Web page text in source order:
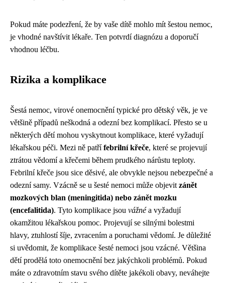
Pokud máte podezření, že by vaše dítě mohlo mít šestou nemoc,
je vhodné navštívit lékaře. Ten potvrdí diagnózu a doporučí
vhodnou léčbu.
Rizika a komplikace
Šestá nemoc, virové onemocnění typické pro dětský věk, je ve
většině případů neškodná a odezní bez komplikací. Přesto se u
některých dětí mohou vyskytnout komplikace, které vyžadují
lékařskou péči. Mezi ně patřífebrilní křeče, které se projevují
ztrátou vědomí a křečemi během prudkého nárůstu teploty.
Febrilní křeče jsou sice děsivé, ale obvykle nejsou nebezpečné a
odezní samy. Vzácně se u šesté nemoci může objevit zánět
mozkových blan (meningitida) nebo zánět mozku
(encefalitida). Tyto komplikace jsou vážnéa vyžadují
okamžitou lékařskou pomoc. Projevují se silnými bolestmi
hlavy, ztuhlostí šíje, zvracením a poruchami vědomí. Je důležité
si uvědomit, že komplikace šesté nemoci jsou vzácné. Většina
dětí prodělá toto onemocnění bez jakýchkoli problémů. Pokud
máte o zdravotním stavu svého dítěte jakékoli obavy, neváhejte